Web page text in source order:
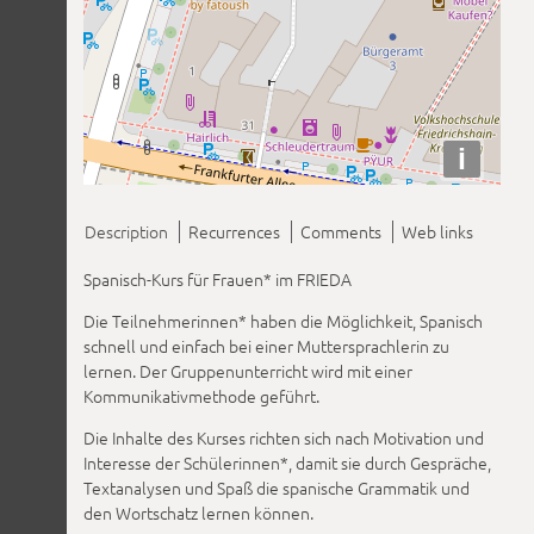
i
Description Recurrences Comments
Web links
Spanisch-Kurs für Frauen* im FRIEDA
Die Teilnehmerinnen* haben die Möglichkeit, Spanisch
schnell und einfach bei einer Muttersprachlerin zu
lernen. Der Gruppenunterricht wird mit einer
Kommunikativmethode geführt.
Die Inhalte des Kurses richten sich nach Motivation und
Interesse der Schülerinnen*, damit sie durch Gespräche,
Textanalysen und Spaß die spanische Grammatik und
den Wortschatz lernen können.